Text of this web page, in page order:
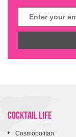
COCKTAIL LIFE
Cosmopolitan